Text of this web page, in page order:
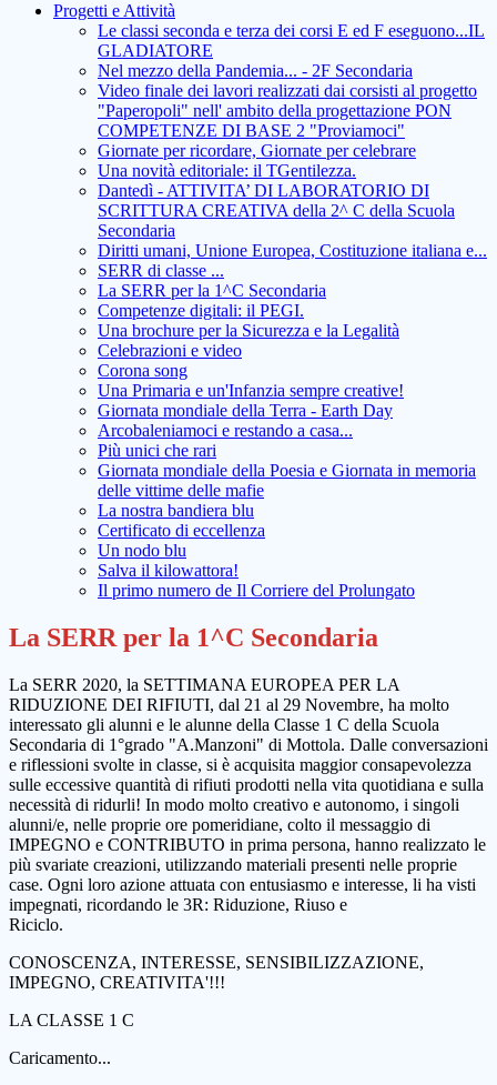
Progetti e Attività
Le classi seconda e terza dei corsi E ed F eseguono...IL
GLADIATORE
Nel mezzo della Pandemia... - 2F Secondaria
Video finale dei lavori realizzati dai corsisti al progetto
"Paperopoli" nell' ambito della progettazione PON
COMPETENZE DI BASE 2 "Proviamoci"
Giornate per ricordare, Giornate per celebrare
Una novità editoriale: il TGentilezza.
Dantedì - ATTIVITA’ DI LABORATORIO DI
SCRITTURA CREATIVA della 2^ C della Scuola
Secondaria
Diritti umani, Unione Europea, Costituzione italiana e...
SERR di classe ...
La SERR per la 1^C Secondaria
Competenze digitali: il PEGI.
Una brochure per la Sicurezza e la Legalità
Celebrazioni e video
Corona song
Una Primaria e un'Infanzia sempre creative!
Giornata mondiale della Terra - Earth Day
Arcobaleniamoci e restando a casa...
Più unici che rari
Giornata mondiale della Poesia e Giornata in memoria
delle vittime delle mafie
La nostra bandiera blu
Certificato di eccellenza
Un nodo blu
Salva il kilowattora!
Il primo numero de Il Corriere del Prolungato
La SERR per la 1^C Secondaria
La SERR 2020, la SETTIMANA EUROPEA PER LA
RIDUZIONE DEI RIFIUTI, dal 21 al 29 Novembre, ha molto
interessato gli alunni e le alunne della Classe 1 C della Scuola
Secondaria di 1°grado "A.Manzoni" di Mottola. Dalle conversazioni
e riflessioni svolte in classe, si è acquisita maggior consapevolezza
sulle eccessive quantità di rifiuti prodotti nella vita quotidiana e sulla
necessità di ridurli! In modo molto creativo e autonomo, i singoli
alunni/e, nelle proprie ore pomeridiane, colto il messaggio di
IMPEGNO e CONTRIBUTO in prima persona, hanno realizzato le
più svariate creazioni, utilizzando materiali presenti nelle proprie
case. Ogni loro azione attuata con entusiasmo e interesse, li ha visti
impegnati, ricordando le 3R: Riduzione, Riuso e
Riciclo.
CONOSCENZA, INTERESSE, SENSIBILIZZAZIONE,
IMPEGNO, CREATIVITA'!!!
LA CLASSE 1 C
Caricamento...